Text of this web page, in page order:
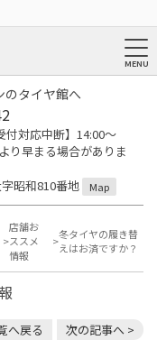
のタイヤ館へ
付対応中断】14:00～
り早まる場合がありま
昭和810番地
Map
店舗お
ススメ
情報
冬タイヤの履き替
えはお済ですか？
へ戻る 次の記事へ >